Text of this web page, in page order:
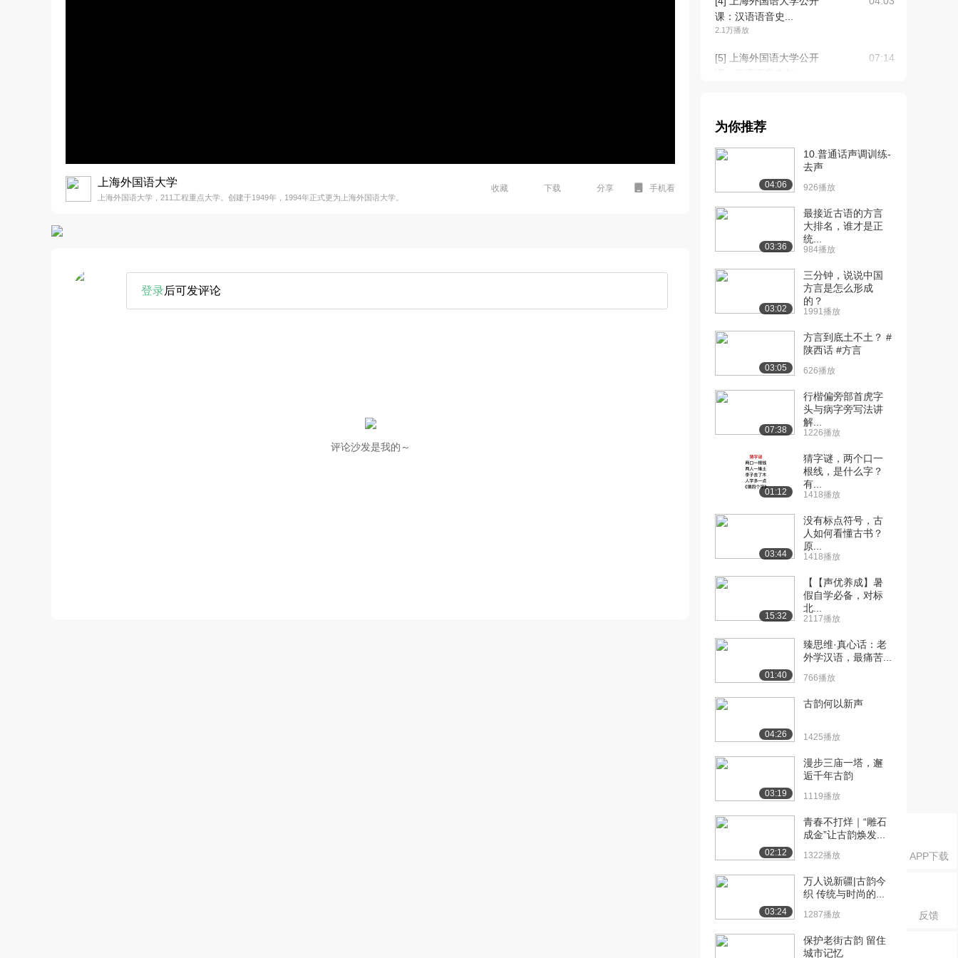
APP下载
反馈
上海外国语大学
上海外国语大学，211工程重点大学。创建于1949年，1994年正式更为上海外国语大学。
收藏 下载 分享 手机看
登录后可发评论
评论沙发是我的～
课：汉语语音史...
2.1万播放
[5] 上海外国语大学公开
07:14
课：音韵学的内容...
[7] 上海外国语大学公开
课：音韵学的传统...
[8] 上海外国语大学公开
课：音韵学的预备...
16:37
[9] 上海外国语大学公开
1.8万播放
09:24
[10] 上海外国语大学公开
10:16
[11] 上海外国语大学公开
19:27
[12] 上海外国语大学公开
课：韵母：韵母的...
1.5万播放
08:16
[13] 上海外国语大学公开
课：韵母：押韵
05:36
课：歌曲《兰花草...
课： 声调
[16] 上海外国语大学公开
课：近体诗诗律
[17] 上海外国语大学公开
课：韵书：韵书的...
1.2万播放
[18] 上海外国语大学公开
课：韵书：韵的分...
9957播放
[19] 上海外国语大学公开
3.7万播放
[20] 上海外国语大学公开
2.0万播放
为你推荐
04:06
10.普通话声调训练-
去声
926播放
03:36
最接近古语的方言
大排名，谁才是正
统...
984播放
03:02
三分钟，说说中国
方言是怎么形成
的？
1991播放
03:05
方言到底土不土？ #
陕西话 #方言
626播放
07:38
行楷偏旁部首虎字
头与病字旁写法讲
解...
1226播放
01:12
猜字谜，两个口一
根线，是什么字？
有...
1418播放
03:44
没有标点符号，古
人如何看懂古书？
原...
1418播放
15:32
【【声优养成】暑
假自学必备，对标
北...
2117播放
01:40
臻思维·真心话：老
外学汉语，最痛苦...
766播放
04:26
古韵何以新声
1425播放
03:19
漫步三庙一塔，邂
逅千年古韵
1119播放
02:12
青春不打烊｜“雕石
成金”让古韵焕发...
1322播放
03:24
万人说新疆|古韵今
织 传统与时尚的...
1287播放
保护老街古韵 留住
城市记忆